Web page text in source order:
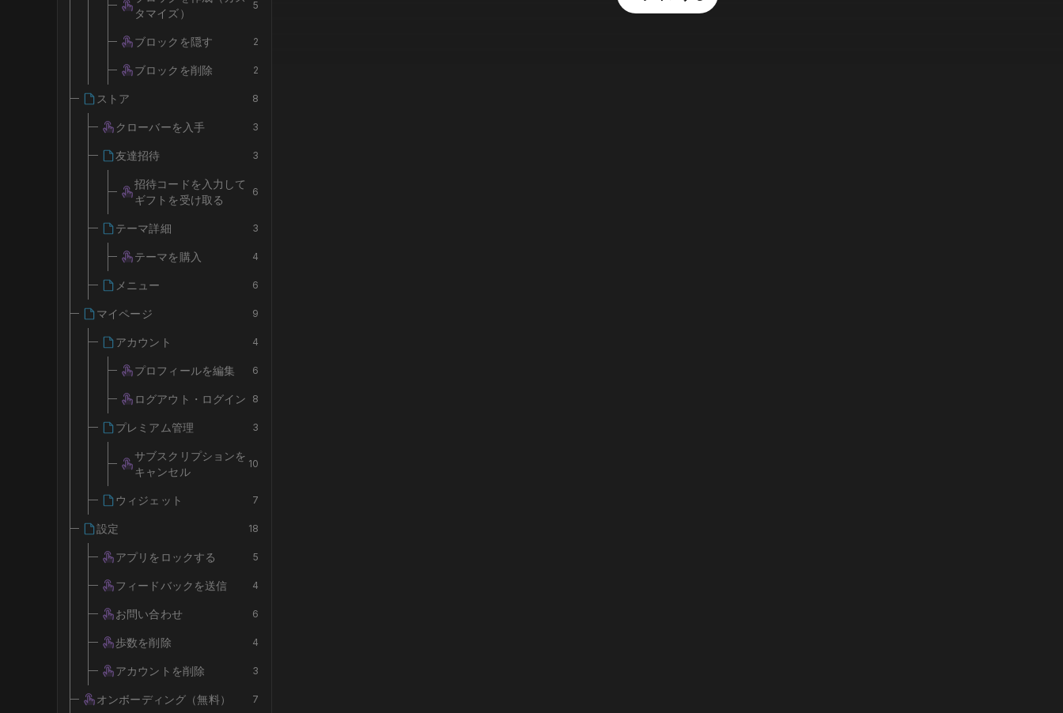
タマイズ）
5
ブロックを隠す 2
ブロックを削除 2
ストア 8
クローバーを入手 3
友達招待 3
招待コードを入力して
ギフトを受け取る
6
テーマ詳細 3
テーマを購入 4
メニュー 6
マイページ 9
アカウント 4
プロフィールを編集 6
ログアウト・ログイン 8
プレミアム管理 3
サブスクリプションを
キャンセル
10
ウィジェット 7
設定 18
アプリをロックする 5
フィードバックを送信 4
お問い合わせ 6
歩数を削除 4
アカウントを削除 3
オンボーディング（無料） 7